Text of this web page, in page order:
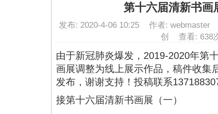
第十六届清新书画
发布: 2020-4-06 10:25 作者: webmaster
创 查看: 638
由于新冠肺炎爆发，2019-2020年第
画展调整为线上展示作品，稿件收集
发布，谢谢支持！投稿联系
接第十六届清新书画展（一）